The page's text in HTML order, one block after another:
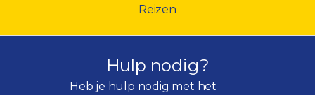
Reizen
Hulp nodig?
Heb je hulp nodig met het